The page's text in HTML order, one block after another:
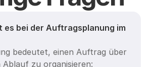
es bei der Auftragsplanung im
bedeutet, einen Auftrag über
Ablauf zu organisieren: